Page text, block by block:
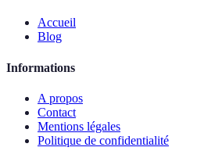
Accueil
Blog
Informations
A propos
Contact
Mentions légales
Politique de confidentialité